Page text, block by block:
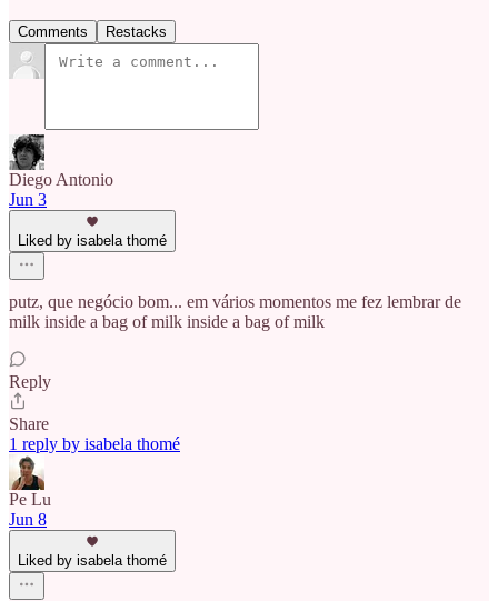
Comments Restacks
Diego Antonio
Jun 3
Liked by isabela thomé
putz, que negócio bom... em vários momentos me fez lembrar de
milk inside a bag of milk inside a bag of milk
Reply
Share
1 reply by isabela thomé
Pe Lu
Jun 8
Liked by isabela thomé